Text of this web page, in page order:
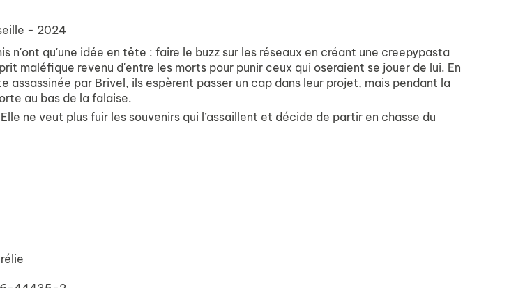
- 2024
n'ont qu'une idée en tête : faire le buzz sur les réseaux en créant une creepypasta
maléfique revenu d'entre les morts pour punir ceux qui oseraient se jouer de lui. En
assassinée par Brivel, ils espèrent passer un cap dans leur projet, mais pendant la
au bas de la falaise.
ne veut plus fuir les souvenirs qui l’assaillent et décide de partir en chasse du